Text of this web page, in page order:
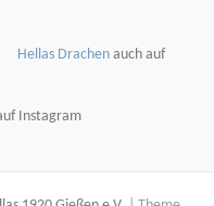
Hellas Drachenauch auf
Instagram